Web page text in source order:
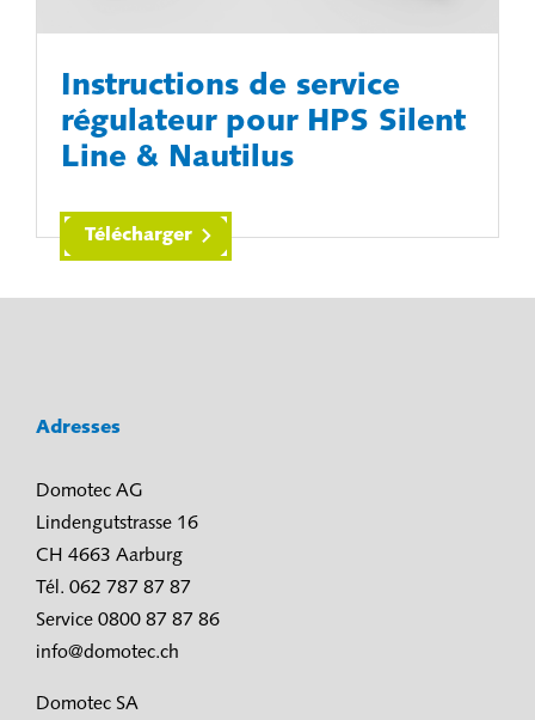
Instructions de service
régulateur pour HPS Silent
Line & Nautilus
Télécharger
Adresses
Domotec AG
Lindengutstrasse 16
CH 4663 Aarburg
Tél. 062 787 87 87
Service 0800 87 87 86
info@domotec.ch
Domotec SA